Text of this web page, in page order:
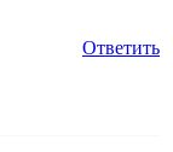
Ответить